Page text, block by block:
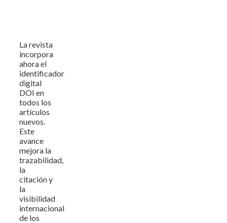
La revista
incorpora
ahora el
identificador
digital
DOI en
todos los
artículos
nuevos.
Este
avance
mejora la
trazabilidad,
la
citación y
la
visibilidad
internacional
de los